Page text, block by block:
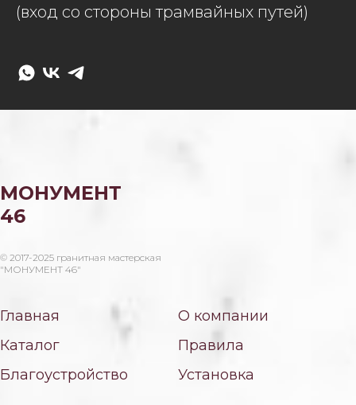
(вход со стороны трамвайных путей)
МОНУМЕНТ
46
© 2017-2025 гранитная мастерская
"МОНУМЕНТ 46"
Главная
Каталог
Благоустройство
О компании
Правила
Установка